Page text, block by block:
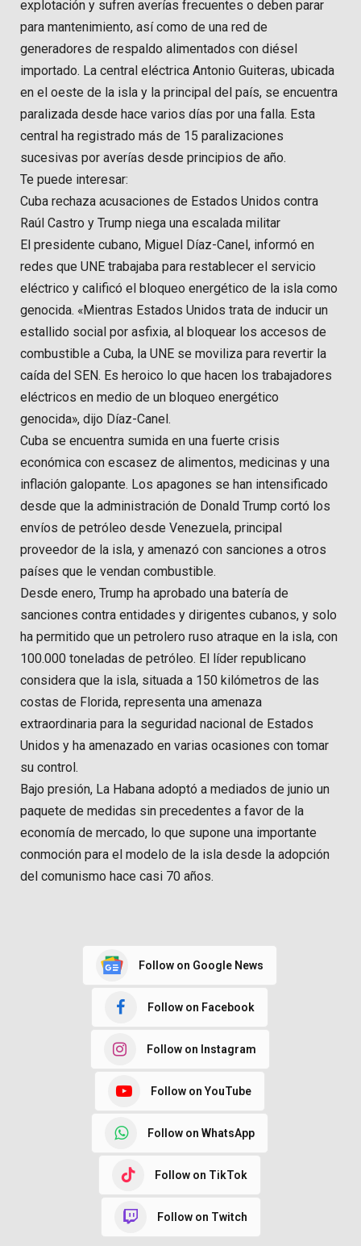
explotación y sufren averías frecuentes o deben parar
para mantenimiento, así como de una red de
generadores de respaldo alimentados con diésel
importado. La central eléctrica Antonio Guiteras, ubicada
en el oeste de la isla y la principal del país, se encuentra
paralizada desde hace varios días por una falla. Esta
central ha registrado más de 15 paralizaciones
sucesivas por averías desde principios de año.
Te puede interesar:
Cuba rechaza acusaciones de Estados Unidos contra
Raúl Castro y Trump niega una escalada militar
El presidente cubano, Miguel Díaz-Canel, informó en
redes que UNE trabajaba para restablecer el servicio
eléctrico y calificó el bloqueo energético de la isla como
genocida. «Mientras Estados Unidos trata de inducir un
estallido social por asfixia, al bloquear los accesos de
combustible a Cuba, la UNE se moviliza para revertir la
caída del SEN. Es heroico lo que hacen los trabajadores
eléctricos en medio de un bloqueo energético
genocida», dijo Díaz-Canel.
Cuba se encuentra sumida en una fuerte crisis
económica con escasez de alimentos, medicinas y una
inflación galopante. Los apagones se han intensificado
desde que la administración de Donald Trump cortó los
envíos de petróleo desde Venezuela, principal
proveedor de la isla, y amenazó con sanciones a otros
países que le vendan combustible.
Desde enero, Trump ha aprobado una batería de
sanciones contra entidades y dirigentes cubanos, y solo
ha permitido que un petrolero ruso atraque en la isla, con
100.000 toneladas de petróleo. El líder republicano
considera que la isla, situada a 150 kilómetros de las
costas de Florida, representa una amenaza
extraordinaria para la seguridad nacional de Estados
Unidos y ha amenazado en varias ocasiones con tomar
su control.
Bajo presión, La Habana adoptó a mediados de junio un
paquete de medidas sin precedentes a favor de la
economía de mercado, lo que supone una importante
conmoción para el modelo de la isla desde la adopción
del comunismo hace casi 70 años.
Follow on Google News
Follow on Facebook
Follow on Instagram
Follow on YouTube
Follow on WhatsApp
Follow on TikTok
Follow on Twitch